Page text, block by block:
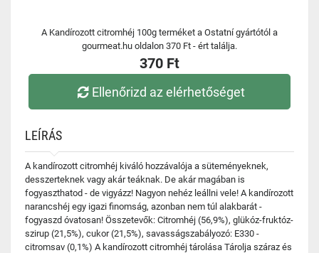
A Kandírozott citromhéj 100g terméket a Ostatní gyártótól a
gourmeat.hu oldalon 370 Ft - ért találja.
370 Ft
Ellenőrizd az elérhetőséget
LEÍRÁS
A kandírozott citromhéj kiváló hozzávalója a süteményeknek,
desszerteknek vagy akár teáknak. De akár magában is
fogyaszthatod - de vigyázz! Nagyon nehéz leállni vele! A kandírozott
narancshéj egy igazi finomság, azonban nem túl alakbarát -
fogyaszd óvatosan! Összetevők: Citromhéj (56,9%), glükóz-fruktóz-
szirup (21,5%), cukor (21,5%), savasságszabályozó: E330 -
citromsav (0,1%) A kandírozott citromhéj tárolása Tárolja száraz és